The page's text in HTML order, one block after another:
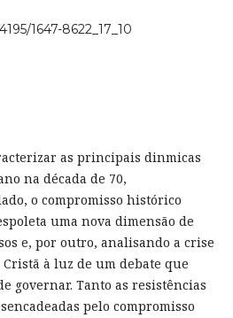
1647-8622_17_10
as principais dinmicas
na década de 70,
o compromisso histórico
uma nova dimensão de
e, por outro, analisando a crise
à luz de um debate que
governar. Tanto as resistências
pelo compromisso